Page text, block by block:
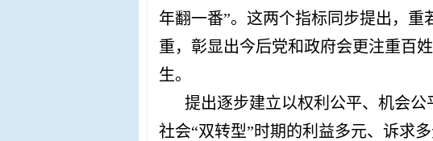
年翻一番”。这两个指标同步提出，
重，彰显出今后党和政府会更注重百
生。
提出逐步建立以权利公平、机会
社会“双转型”时期的利益多元、诉求